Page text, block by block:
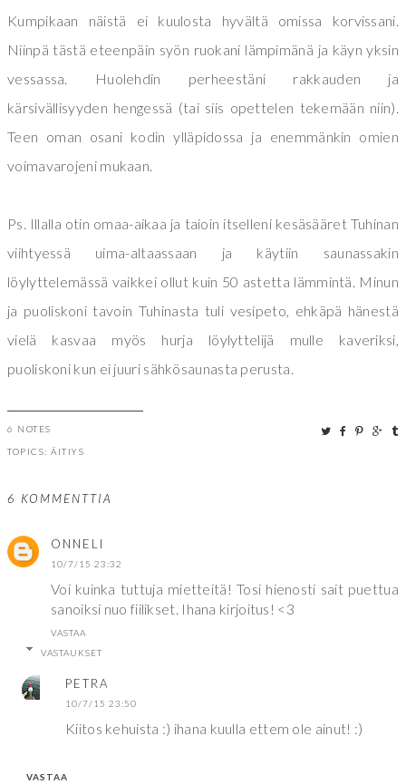
Kumpikaan näistä ei kuulosta hyvältä omissa korvissani.
Niinpä tästä eteenpäin syön ruokani lämpimänä ja käyn yksin
vessassa. Huolehdin perheestäni rakkauden ja
kärsivällisyyden hengessä (tai siis opettelen tekemään niin).
Teen oman osani kodin ylläpidossa ja enemmänkin omien
voimavarojeni mukaan.
Ps. Illalla otin omaa-aikaa ja taioin itselleni kesäsääret Tuhinan
viihtyessä uima-altaassaan ja käytiin saunassakin
löylyttelemässä vaikkei ollut kuin 50 astetta lämmintä. Minun
ja puoliskoni tavoin Tuhinasta tuli vesipeto, ehkäpä hänestä
vielä kasvaa myös hurja löylyttelijä mulle kaveriksi,
puoliskoni kun ei juuri sähkösaunasta perusta.
6 NOTES
TOPICS: ÄITIYS
6 KOMMENTTIA
ONNELI
10/7/15 23:32
Voi kuinka tuttuja mietteitä! Tosi hienosti sait puettua
sanoiksi nuo fiilikset. Ihana kirjoitus! <3
VASTAA
VASTAUKSET
PETRA
10/7/15 23:50
Kiitos kehuista :) ihana kuulla ettem ole ainut! :)
VASTAA